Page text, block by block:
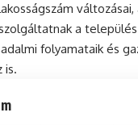
a
folyamataik és
is.